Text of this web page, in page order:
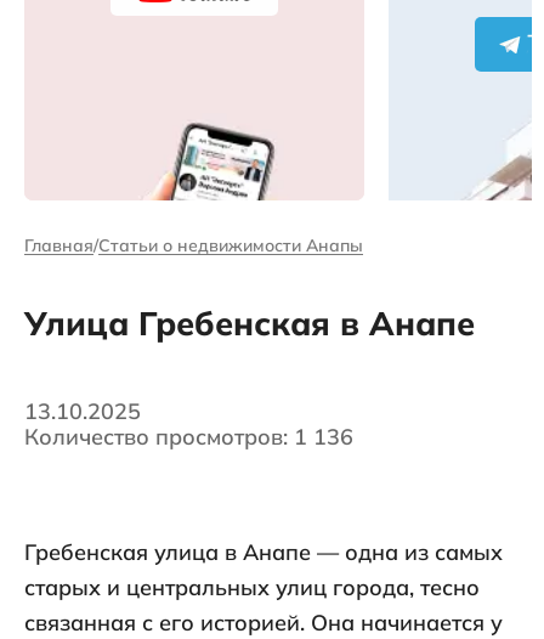
Главная Статьи о недвижимости Анапы
Улица Гребенская в Анапе
13.10.2025
Количество просмотров: 1 136
Гребенская улица в Анапе — одна из самых
старых и центральных улиц города, тесно
связанная с его историей. Она начинается у